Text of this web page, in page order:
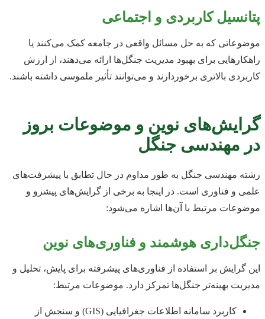
پتانسیل کاربردی و اجتماعی
موضوعاتی که به حل مسائل واقعی در جامعه کمک می‌کنند یا
راهکارهایی برای بهبود مدیریت جنگل‌ها ارائه می‌دهند، از ارزش
کاربردی بالاتری برخوردارند و می‌توانند تأثیر ملموسی داشته باشند.
گرایش‌های نوین و موضوعات بروز
در مهندسی جنگل
رشته مهندسی جنگل به طور مداوم در حال تطابق با پیشرفت‌های
علمی و فناوری است. در اینجا به برخی از گرایش‌های پیشرو و
موضوعات مرتبط با آن‌ها اشاره می‌شود:
جنگل‌داری هوشمند و فناوری‌های نوین
این گرایش بر استفاده از فناوری‌های پیشرفته برای پایش، تحلیل و
مدیریت بهینه‌تر جنگل‌ها تمرکز دارد. موضوعات مرتبط:
کاربرد سامانه اطلاعات جغرافیایی (GIS) و سنجش از